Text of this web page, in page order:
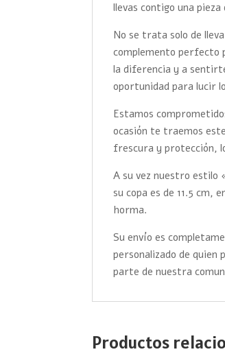
llevas contigo una
No se trata solo de
complemento perfecto
la diferencia y a
oportunidad para lucir
Estamos
ocasión te traemos
frescura y protección,
A su vez nuestro estilo
su copa es de 11.5 cm,
horma.
Su envío es
personalizado de
parte de nuestra
Productos